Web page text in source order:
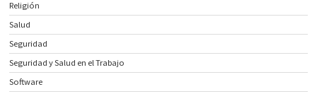
Religión
Salud
Seguridad
Seguridad y Salud en el Trabajo
Software